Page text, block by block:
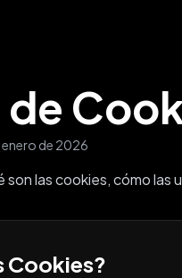
de 2026
son las cookies, cómo las
Cookies?